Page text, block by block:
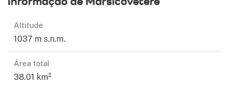
Altitude
1037 m s.n.m.
Área total
38.01 km²